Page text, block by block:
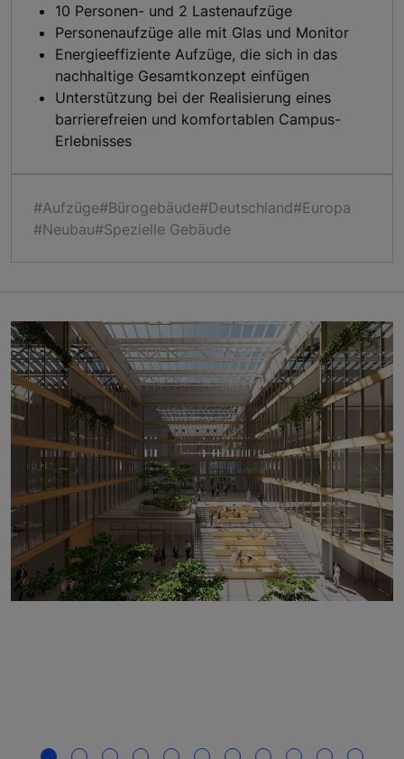
10 Personen- und 2 Lastenaufzüge
Personenaufzüge alle mit Glas und Monitor
Energieeffiziente Aufzüge, die sich in das
nachhaltige Gesamtkonzept einfügen
Unterstützung bei der Realisierung eines
barrierefreien und komfortablen Campus-
Erlebnisses
#Aufzüge#Bürogebäude#Deutschland#Europa
#Neubau#Spezielle Gebäude